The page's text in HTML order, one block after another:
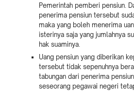
Pemerintah pemberi pensiun.
penerima pensiun tersebut
maka yang boleh menerima
isterinya saja yang jumlahnya
hak suaminya.
Uang pensiun yang diberikan
tersebut tidak sepenuhnya
tabungan dari penerima
seseorang pegawai negeri